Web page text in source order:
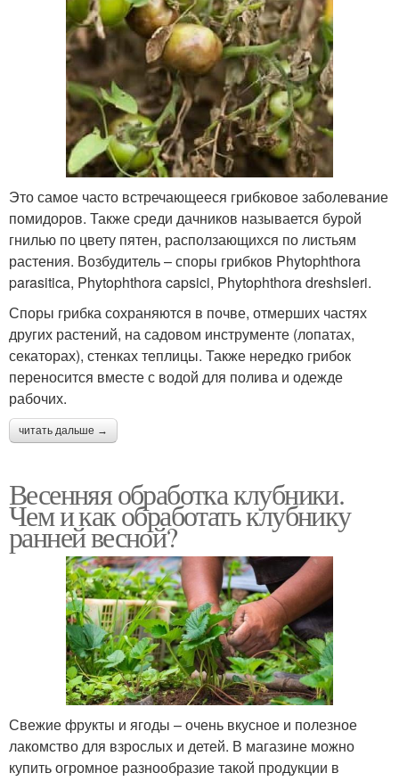
Это самое часто встречающееся грибковое заболевание
помидоров. Также среди дачников называется бурой
гнилью по цвету пятен, расползающихся по листьям
растения. Возбудитель – споры грибков Phytophthora
parasitica, Phytophthora capsici, Phytophthora dreshsleri.
Споры грибка сохраняются в почве, отмерших частях
других растений, на садовом инструменте (лопатах,
секаторах), стенках теплицы. Также нередко грибок
переносится вместе с водой для полива и одежде
рабочих.
читать дальше →
Весенняя обработка клубники.
Чем и как обработать клубнику
ранней весной?
Свежие фрукты и ягоды – очень вкусное и полезное
лакомство для взрослых и детей. В магазине можно
купить огромное разнообразие такой продукции в